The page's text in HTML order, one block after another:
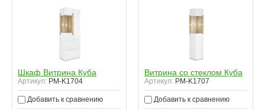
Шкаф Витрина Куба
Артикул: PM-K1704
Добавить к сравнению
Витрина со стеклом Куба
Артикул: PM-K1707
Добавить к сравнению